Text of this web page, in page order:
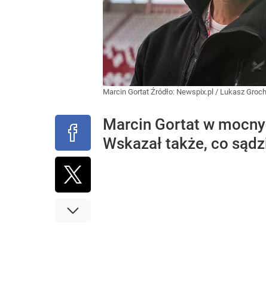
Marcin Gortat Źródło: Newspix.pl / Lukasz
Marcin Gortat w
Wskazał także, co